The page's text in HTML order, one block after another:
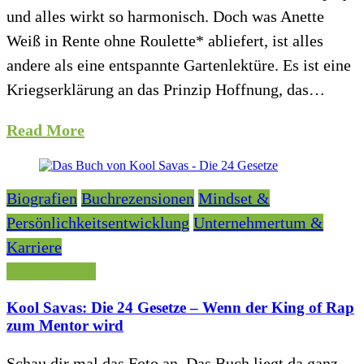
und alles wirkt so harmonisch. Doch was Anette
Weiß in Rente ohne Roulette* abliefert, ist alles
andere als eine entspannte Gartenlektüre. Es ist eine
Kriegserklärung an das Prinzip Hoffnung, das…
Read More
Biografien Buchrezensionen Mindset &
Persönlichkeitsentwicklung Unternehmertum &
Karriere
Kool Savas: Die 24 Gesetze – Wenn der King of Rap
zum Mentor wird